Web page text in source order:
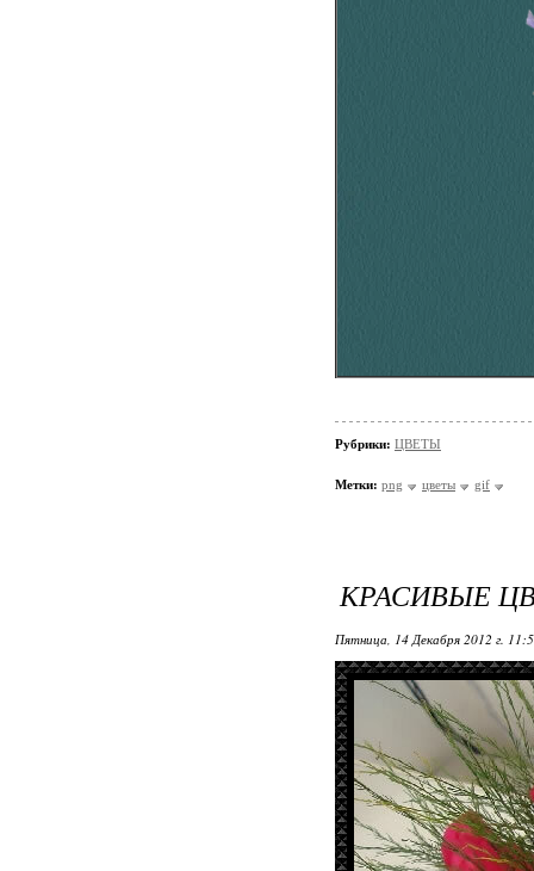
Рубрики: ЦВЕТЫ
Метки: png цветы gif
КРАСИВЫЕ
Пятница, 14 Декабря 2012 г.